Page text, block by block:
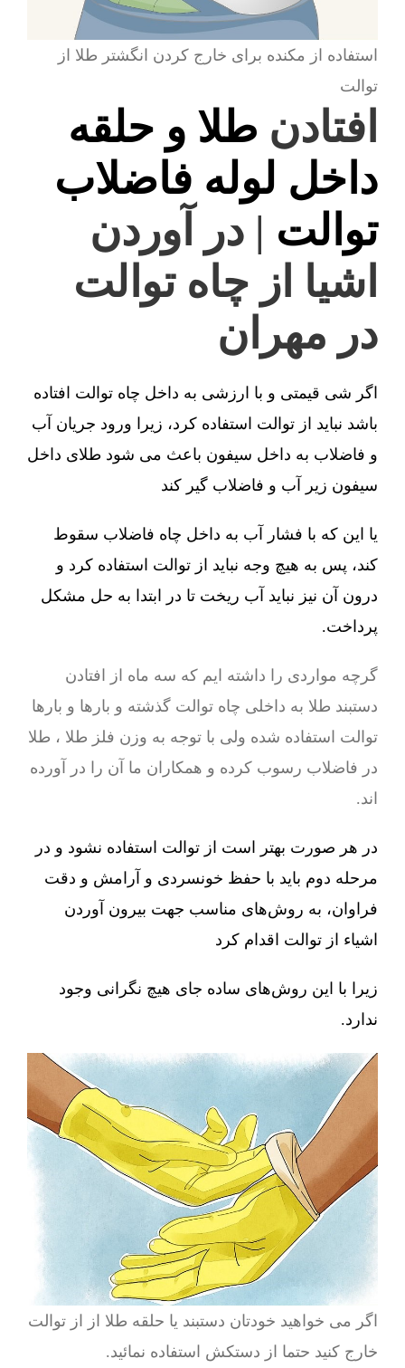
استفاده از مکنده برای خارج کردن انگشتر طلا از
توالت
افتادن طلا و حلقه
داخل لوله فاضلاب
توالت | در آوردن
اشیا از چاه توالت
در مهران
اگر شی قیمتی و با ارزشی به داخل چاه توالت افتاده
باشد نباید از توالت استفاده کرد، زیرا ورود جریان آب
و فاضلاب به داخل سیفون باعث می شود طلای داخل
سیفون زیر آب و فاضلاب گیر کند
یا این که با فشار آب به داخل چاه فاضلاب سقوط
کند، پس به هیچ وجه نباید از توالت استفاده کرد و
درون آن نیز نباید آب ریخت تا در ابتدا به حل مشکل
پرداخت.
گرچه مواردی را داشته ایم که سه ماه از افتادن
دستبند طلا به داخلی چاه توالت گذشته و بارها و بارها
توالت استفاده شده ولی با توجه به وزن فلز طلا ، طلا
در فاضلاب رسوب کرده و همکاران ما آن را در آورده
اند.
در هر صورت بهتر است از توالت استفاده نشود و در
مرحله دوم باید با حفظ خونسردی و آرامش و دقت
فراوان، به روش‌های مناسب جهت بیرون آوردن
اشیاء از توالت اقدام کرد
زیرا با این روش‌های ساده جای هیچ نگرانی وجود
ندارد.
اگر می خواهید خودتان دستبند یا حلقه طلا از از توالت
خارج کنید حتما از دستکش استفاده نمائید.